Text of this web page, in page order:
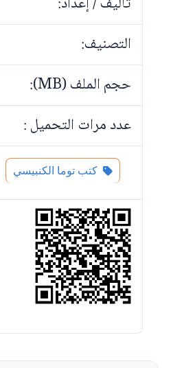
التصنيف:
حجم الملف (MB):
عدد مرات التحميل :
كتب توما الكنبيسي